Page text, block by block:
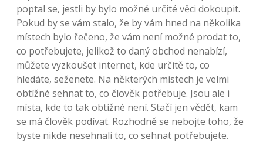
poptal se, jestli by bylo možné určité věci dokoupit.
Pokud by se vám stalo, že by vám hned na několika
místech bylo řečeno, že vám není možné prodat to,
co potřebujete, jelikož to daný obchod nenabízí,
můžete vyzkoušet internet, kde určitě to, co
hledáte, seženete. Na některých místech je velmi
obtížné sehnat to, co člověk potřebuje. Jsou ale i
místa, kde to tak obtížné není. Stačí jen vědět, kam
se má člověk podívat. Rozhodně se nebojte toho, že
byste nikde nesehnali to, co sehnat potřebujete.